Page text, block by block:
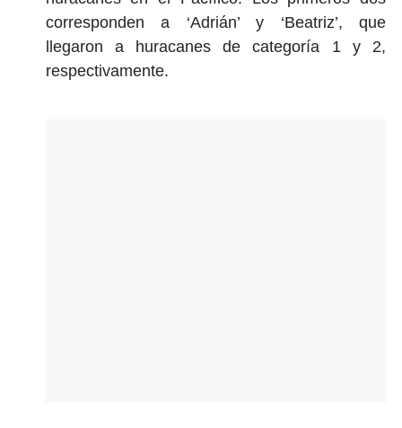
corresponden a ‘Adrián’ y ‘Beatriz’, que
llegaron a huracanes de categoría 1 y 2,
respectivamente.